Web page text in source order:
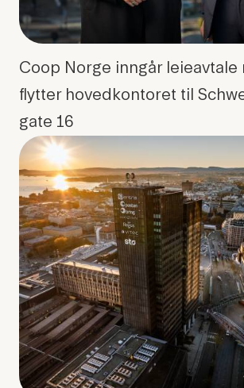
Coop Norge inngår leieavtale
flytter hovedkontoret til
gate 16